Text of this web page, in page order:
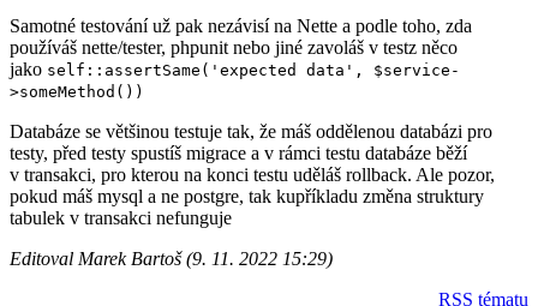
Samotné testování už pak nezávisí na Nette a podle toho, zda
používáš nette/tester, phpunit nebo jiné zavoláš v testz něco
jako self::assertSame('expected data', $service-
>someMethod())
Databáze se většinou testuje tak, že máš oddělenou databázi pro
testy, před testy spustíš migrace a v rámci testu databáze běží
v transakci, pro kterou na konci testu uděláš rollback. Ale pozor,
pokud máš mysql a ne postgre, tak kupříkladu změna struktury
tabulek v transakci nefunguje
Editoval Marek Bartoš (9. 11. 2022 15:29)
RSS tématu